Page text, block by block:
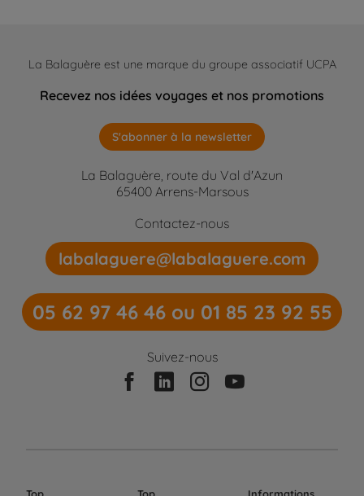
La Balaguère est une marque du groupe associatif UCPA
Recevez nos idées voyages et nos promotions
S'abonner à la newsletter
La Balaguère, route du Val d'Azun
65400 Arrens-Marsous
Contactez-nous
labalaguere@labalaguere.com
05 62 97 46 46 ou 01 85 23 92 55
Suivez-nous